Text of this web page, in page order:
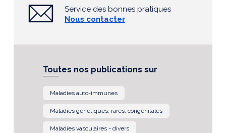
Service des bonnes pratiques
Nous contacter
Toutes nos publications sur
Maladies auto-immunes
Maladies génétiques, rares, congénitales
Maladies vasculaires - divers